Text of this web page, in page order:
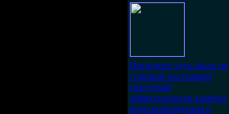
Инцидент чуть было не
ставший настоящей
трагедией
зафиксировали камеры
видеонаблюдения в